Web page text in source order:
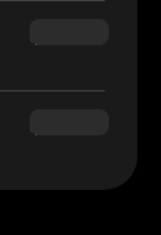
$160.00
$180.00